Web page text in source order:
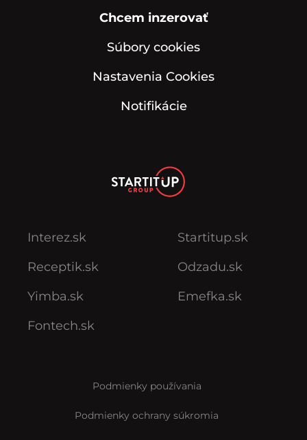
Chcem inzerovať
Súbory cookies
Nastavenia Cookies
Notifikácie
Interez.sk
Receptik.sk
Yimba.sk
Fontech.sk
Startitup.sk
Odzadu.sk
Emefka.sk
Podmienky používania
Podmienky ochrany súkromia